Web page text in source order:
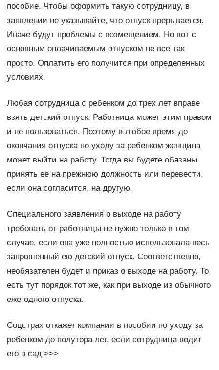
пособие. Чтобы оформить такую сотрудницу, в
заявлении не указывайте, что отпуск прерывается.
Иначе будут проблемы с возмещением. Но вот с
основным оплачиваемым отпуском не все так
просто. Оплатить его получится при определенных
условиях.
Любая сотрудница с ребенком до трех лет вправе
взять детский отпуск. Работница может этим правом
и не пользоваться. Поэтому в любое время до
окончания отпуска по уходу за ребенком женщина
может выйти на работу. Тогда вы будете обязаны
принять ее на прежнюю должность или перевести,
если она согласится, на другую.
Специального заявления о выходе на работу
требовать от работницы не нужно только в том
случае, если она уже полностью использовала весь
запрошенный ею детский отпуск. Соответственно,
необязателен будет и приказ о выходе на работу. То
есть тут порядок тот же, как при выходе из обычного
ежегодного отпуска.
Соцстрах откажет компании в пособии по уходу за
ребенком до полутора лет, если сотрудница водит
его в сад >>>